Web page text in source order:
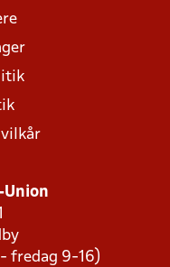
vilkår
Union
fredag 9-16)